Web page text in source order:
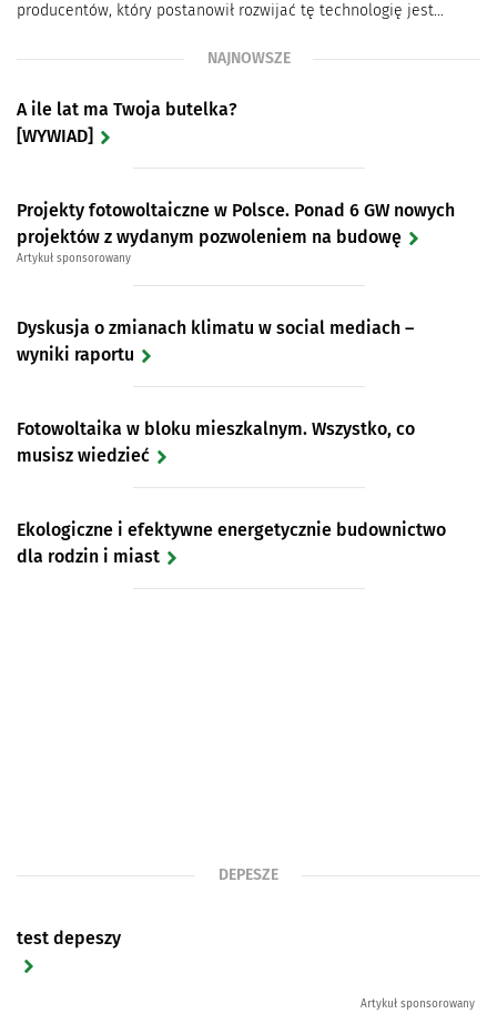
producentów, który postanowił rozwijać tę technologię jest...
NAJNOWSZE
A ile lat ma Twoja butelka?
[WYWIAD]
Projekty fotowoltaiczne w Polsce. Ponad 6 GW nowych
projektów z wydanym pozwoleniem na budowę
Artykuł sponsorowany
Dyskusja o zmianach klimatu w social mediach –
wyniki raportu
Fotowoltaika w bloku mieszkalnym. Wszystko, co
musisz wiedzieć
Ekologiczne i efektywne energetycznie budownictwo
dla rodzin i miast
DEPESZE
test depeszy
Artykuł sponsorowany